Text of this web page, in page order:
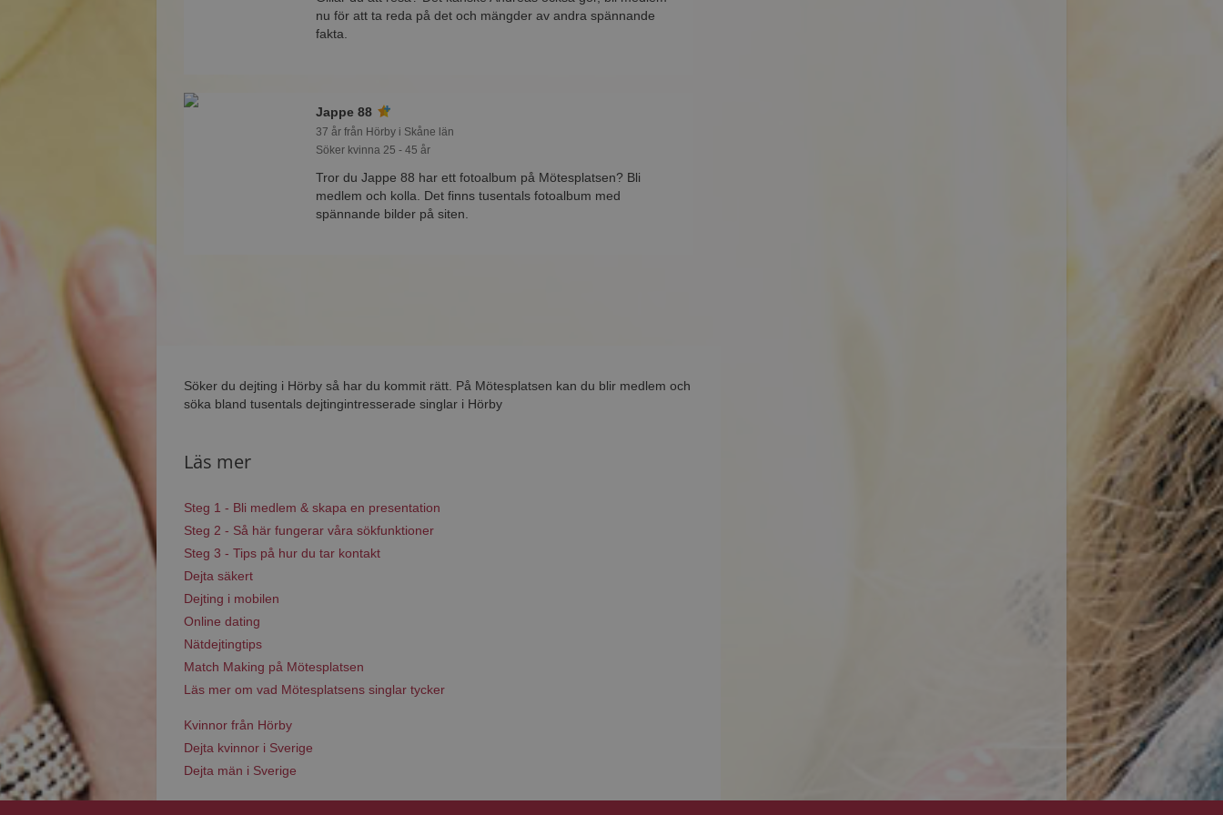
nu för att ta reda på det och mängder av andra spännande
fakta.
Jappe 88
37 år från Hörby i Skåne län
Söker kvinna 25 - 45 år
Tror du Jappe 88 har ett fotoalbum på Mötesplatsen? Bli
medlem och kolla. Det finns tusentals fotoalbum med
spännande bilder på siten.
Söker du dejting i Hörby så har du kommit rätt. På Mötesplatsen kan du blir medlem och
söka bland tusentals dejtingintresserade singlar i Hörby
Läs mer
Steg 1 - Bli medlem & skapa en presentation
Steg 2 - Så här fungerar våra sökfunktioner
Steg 3 - Tips på hur du tar kontakt
Dejta säkert
Dejting i mobilen
Online dating
Nätdejtingtips
Match Making på Mötesplatsen
Läs mer om vad Mötesplatsens singlar tycker
Kvinnor från Hörby
Dejta kvinnor i Sverige
Dejta män i Sverige